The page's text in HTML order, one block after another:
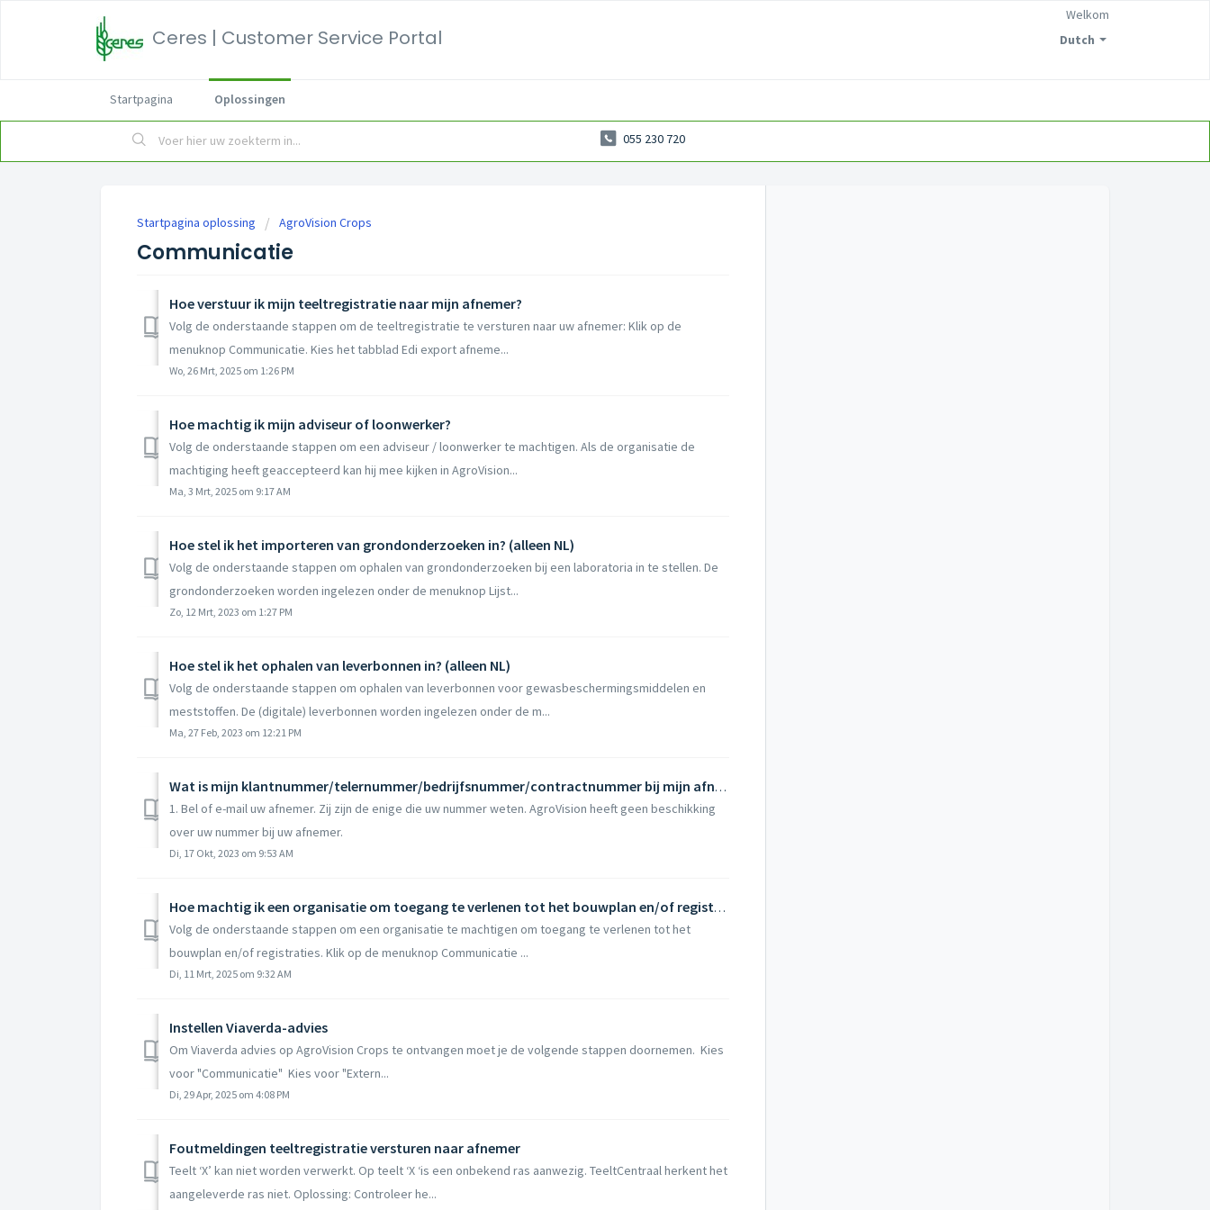
Ceres | Customer Service Portal Dutch
Welkom
Startpagina Oplossingen
055 230 720
Startpagina oplossing AgroVision Crops
Communicatie
Hoe verstuur ik mijn teeltregistratie naar mijn afnemer?
Volg de onderstaande stappen om de teeltregistratie te versturen naar uw afnemer: Klik op de
menuknop Communicatie. Kies het tabblad Edi export afneme...
Wo, 26 Mrt, 2025 om 1:26 PM
Hoe machtig ik mijn adviseur of loonwerker?
Volg de onderstaande stappen om een adviseur / loonwerker te machtigen. Als de organisatie de
machtiging heeft geaccepteerd kan hij mee kijken in AgroVision...
Ma, 3 Mrt, 2025 om 9:17 AM
Hoe stel ik het importeren van grondonderzoeken in? (alleen NL)
Volg de onderstaande stappen om ophalen van grondonderzoeken bij een laboratoria in te stellen. De
grondonderzoeken worden ingelezen onder de menuknop Lijst...
Zo, 12 Mrt, 2023 om 1:27 PM
Hoe stel ik het ophalen van leverbonnen in? (alleen NL)
Volg de onderstaande stappen om ophalen van leverbonnen voor gewasbeschermingsmiddelen en
meststoffen. De (digitale) leverbonnen worden ingelezen onder de m...
Ma, 27 Feb, 2023 om 12:21 PM
Wat is mijn klantnummer/telernummer/bedrijfsnummer/contractnummer bij mijn afnemer?
1. Bel of e-mail uw afnemer. Zij zijn de enige die uw nummer weten. AgroVision heeft geen beschikking
over uw nummer bij uw afnemer.
Di, 17 Okt, 2023 om 9:53 AM
Hoe machtig ik een organisatie om toegang te verlenen tot het bouwplan en/of registraties?
Volg de onderstaande stappen om een organisatie te machtigen om toegang te verlenen tot het
bouwplan en/of registraties. Klik op de menuknop Communicatie ...
Di, 11 Mrt, 2025 om 9:32 AM
Instellen Viaverda-advies
Om Viaverda advies op AgroVision Crops te ontvangen moet je de volgende stappen doornemen. Kies
voor "Communicatie" Kies voor "Extern...
Di, 29 Apr, 2025 om 4:08 PM
Foutmeldingen teeltregistratie versturen naar afnemer
Teelt ‘X’ kan niet worden verwerkt. Op teelt ‘X ‘is een onbekend ras aanwezig. TeeltCentraal herkent het
aangeleverde ras niet. Oplossing: Controleer he...